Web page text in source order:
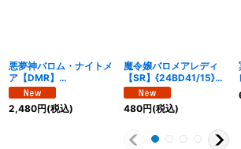
悪夢神バロム・ナイトメ
ア【DMR】
{24EX2DM2/DM4}
《闇》
2,480円(税込)
魔令嬢バロメアレディ
【SR】{24BD41/15}
《多》
480円(税込)